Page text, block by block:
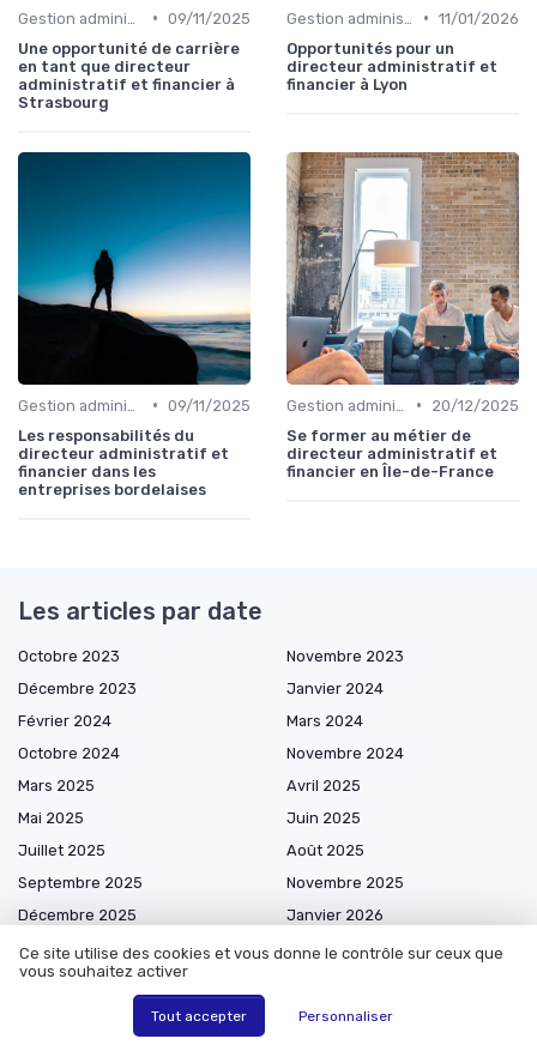
• 09/11/2025
Une opportunité de carrière
en tant que directeur
administratif et financier à
Strasbourg
• 11/01/2026
Opportunités pour un
directeur administratif et
financier à Lyon
• 09/11/2025
Les responsabilités du
directeur administratif et
financier dans les
entreprises bordelaises
•
20/12/2025
Se former au métier de
directeur administratif et
financier en Île-de-France
Les articles par date
Octobre 2023
Novembre 2023
Décembre 2023
Janvier 2024
Février 2024
Mars 2024
Octobre 2024
Novembre 2024
Mars 2025
Avril 2025
Mai 2025
Juin 2025
Juillet 2025
Août 2025
Septembre 2025
Novembre 2025
Décembre 2025
Janvier 2026
Février 2026
Mars 2026
Avril 2026
Juillet 2026
Ce site utilise des cookies et vous donne le contrôle sur ceux que
vous souhaitez activer
Tout accepter Personnaliser